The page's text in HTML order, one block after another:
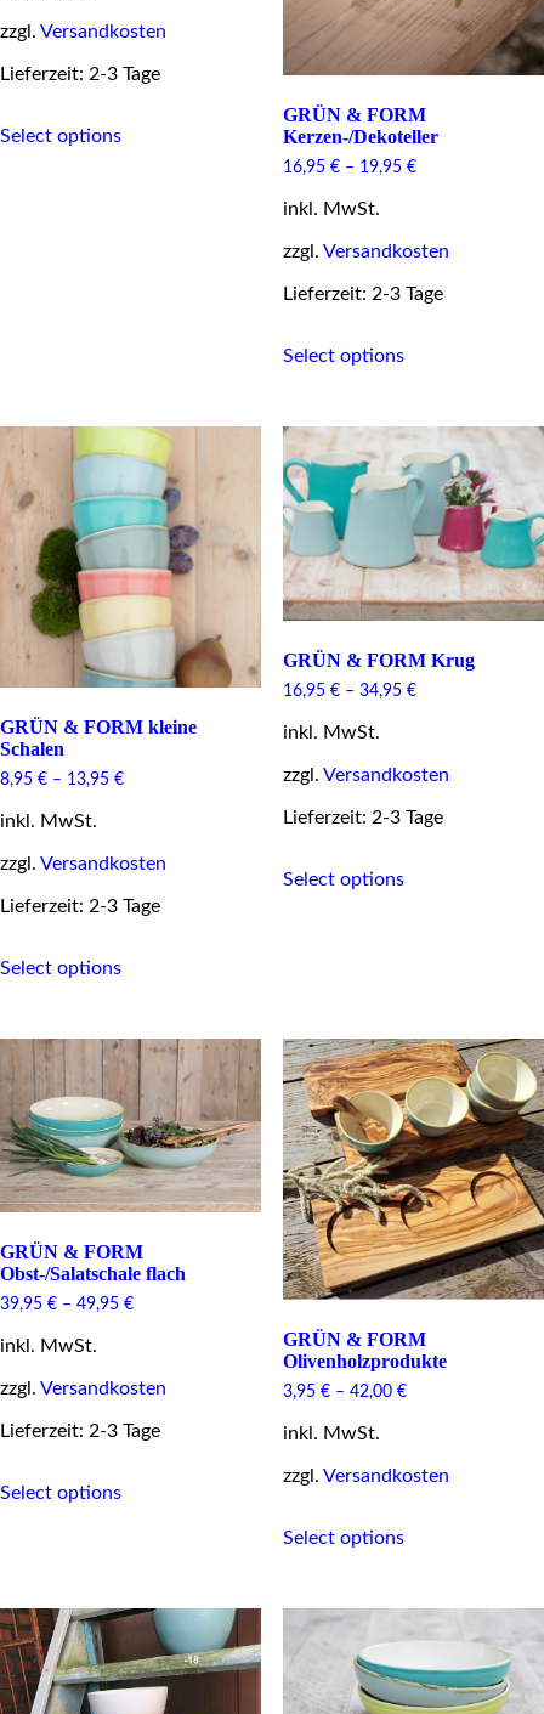
zzgl. Versandkosten
Lieferzeit: 2-3 Tage
Select optionsproduct
GRÜN & FORM
Kerzen-/Dekoteller
16,95 €– 19,95 €
inkl. MwSt.
zzgl. Versandkosten
Lieferzeit: 2-3 Tage
Select optionsproduct
variants.
The
options
may
be
chosen
on
the
product
GRÜN & FORM kleine
Schalen
8,95 € – 13,95 €
inkl. MwSt.
zzgl. Versandkosten
Lieferzeit: 2-3 Tage
Select optionsproduct
variants.
The
options
may
be
chosen
on
the
page
GRÜN & FORM Krug
16,95 €– 34,95 €
inkl. MwSt.
zzgl. Versandkosten
Lieferzeit: 2-3 Tage
Select optionsproduct
be
chosen
on
the
product
page
GRÜN & FORM
Obst-/Salatschale flach
39,95 € – 49,95 €
inkl. MwSt.
zzgl. Versandkosten
Lieferzeit: 2-3 Tage
Select optionsproduct
options
may
be
chosen
GRÜN & FORM
Olivenholzprodukte
3,95 €– 42,00 €
inkl. MwSt.
zzgl. Versandkosten
Select optionsproduct
variants.
The
may
be